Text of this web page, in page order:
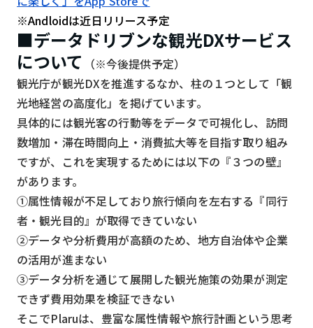
※Andloidは近日リリース予定
■データドリブンな観光DXサービス
について
（※今後提供予定）
観光庁が観光DXを推進するなか、柱の１つとして「観
光地経営の高度化」を掲げています。
具体的には観光客の行動等をデータで可視化し、訪問
数増加・滞在時間向上・消費拡大等を目指す取り組み
ですが、これを実現するためには以下の『３つの壁』
があります。
①属性情報が不足しており旅行傾向を左右する『同行
者・観光目的』が取得できていない
②データや分析費用が高額のため、地方自治体や企業
の活用が進まない
③データ分析を通じて展開した観光施策の効果が測定
できず費用効果を検証できない
そこでPlaruは、豊富な属性情報や旅行計画という思考